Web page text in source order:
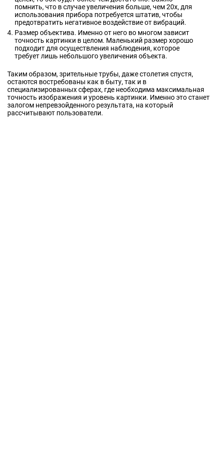
помнить, что в случае увеличения больше, чем 20х, для
использования прибора потребуется штатив, чтобы
предотвратить негативное воздействие от вибраций.
Размер объектива. Именно от него во многом зависит
точность картинки в целом. Маленький размер хорошо
подходит для осуществления наблюдения, которое
требует лишь небольшого увеличения объекта.
Таким образом, зрительные трубы, даже столетия спустя,
остаются востребованы как в быту, так и в
специализированных сферах, где необходима максимальная
точность изображения и уровень картинки. Именно это станет
залогом непревзойденного результата, на который
рассчитывают пользователи.